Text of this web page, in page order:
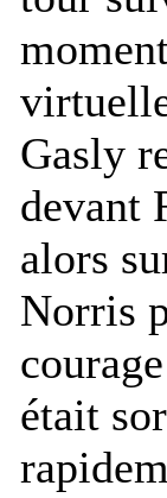
Gasly
devant
alors
Norris
était